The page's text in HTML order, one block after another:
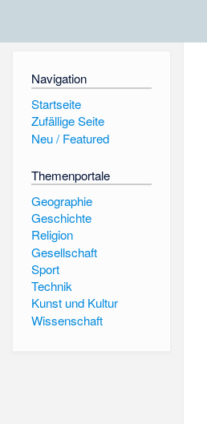
Navigation
Startseite
Zufällige Seite
Neu / Featured
Themenportale
Geographie
Geschichte
Religion
Gesellschaft
Sport
Technik
Kunst und Kultur
Wissenschaft